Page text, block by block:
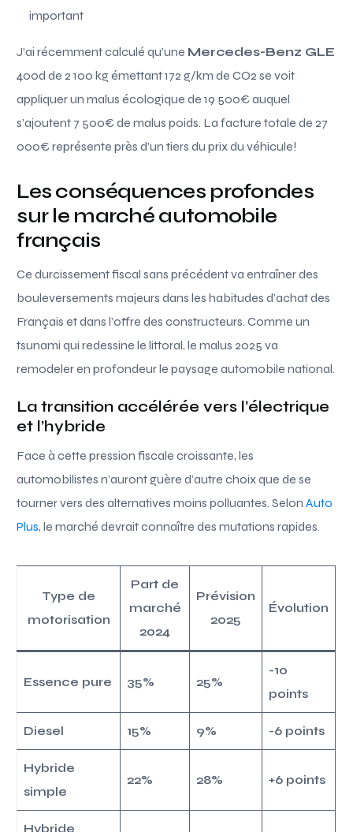
important
J’ai récemment calculé qu’une Mercedes-Benz GLE
400d de 2 100 kg émettant 172 g/km de CO2 se voit
appliquer un malus écologique de 19 500€ auquel
s’ajoutent 7 500€ de malus poids. La facture totale de 27
000€ représente près d’un tiers du prix du véhicule!
Les conséquences profondes
sur le marché automobile
français
Ce durcissement fiscal sans précédent va entraîner des
bouleversements majeurs dans les habitudes d’achat des
Français et dans l’offre des constructeurs. Comme un
tsunami qui redessine le littoral, le malus 2025 va
remodeler en profondeur le paysage automobile national.
La transition accélérée vers l’électrique
et l’hybride
Face à cette pression fiscale croissante, les
automobilistes n’auront guère d’autre choix que de se
tourner vers des alternatives moins polluantes. SelonAuto
Plus, le marché devrait connaître des mutations rapides.
Type de
motorisation
Part de
marché
2024
Prévision
2025
Évolution
Essence pure 35% 25%
-10
points
Diesel 15% 9% -6 points
Hybride
simple
22% 28% +6 points
Hybride